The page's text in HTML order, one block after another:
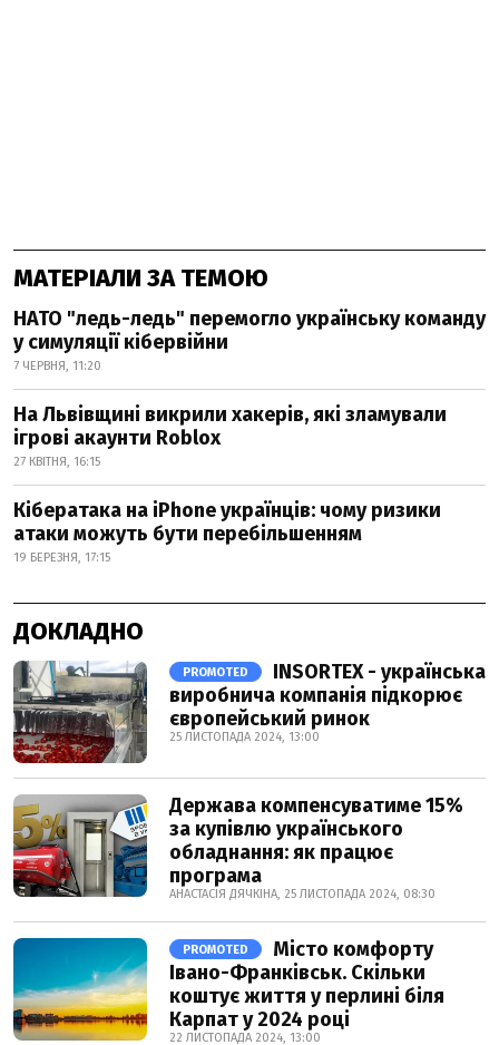
МАТЕРІАЛИ ЗА ТЕМОЮ
НАТО "ледь-ледь" перемогло українську команду
у симуляції кібервійни
7 ЧЕРВНЯ, 11:20
На Львівщині викрили хакерів, які зламували
ігрові акаунти Roblox
27 КВІТНЯ, 16:15
Кібератака на iPhone українців: чому ризики
атаки можуть бути перебільшенням
19 БЕРЕЗНЯ, 17:15
ДОКЛАДНО
PROMOTED
INSORTEX - українська
виробнича компанія підкорює
європейський ринок
25 ЛИСТОПАДА 2024, 13:00
Держава компенсуватиме 15%
за купівлю українського
обладнання: як працює
програма
АНАСТАСІЯ ДЯЧКІНА, 25 ЛИСТОПАДА 2024, 08:30
PROMOTED
Місто комфорту
Івано-Франківськ. Скільки
коштує життя у перлині біля
Карпат у 2024 році
22 ЛИСТОПАДА 2024, 13:00